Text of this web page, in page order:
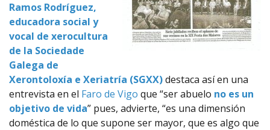
Ramos Rodríguez,
educadora social y
vocal de xerocultura
de la Sociedade
Galega de
Xerontoloxía e Xeriatría (SGXX)destaca así en una
entrevista en el Faro de Vigo que “ser abuelo no es un
objetivo de vida” pues, advierte, “es una dimensión
doméstica de lo que supone ser mayor, que es algo que